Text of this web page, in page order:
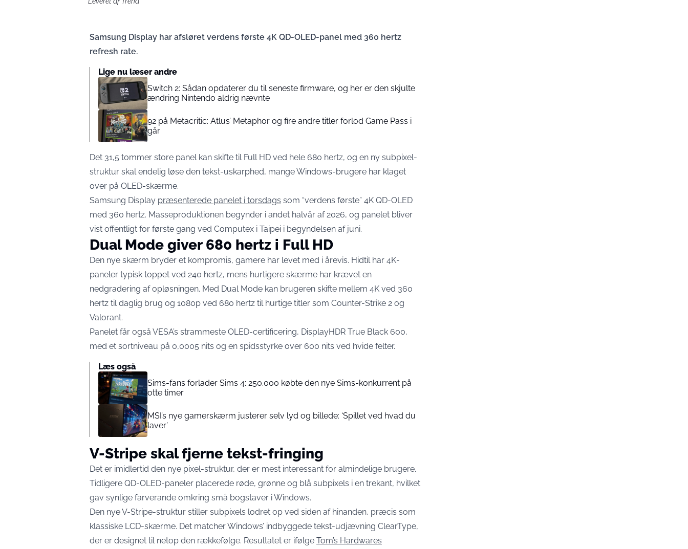
Samsung Display har afsløret verdens første 4K QD-OLED-panel med 360 hertz
refresh rate.
Lige nu læser andre
Switch 2: Sådan opdaterer du til seneste firmware, og her er den skjulte
ændring Nintendo aldrig nævnte
92 på Metacritic: Atlus’ Metaphor og fire andre titler forlod Game Pass i
går
Det 31,5 tommer store panel kan skifte til Full HD ved hele 680 hertz, og en ny subpixel-
struktur skal endelig løse den tekst-uskarphed, mange Windows-brugere har klaget
over på OLED-skærme.
Samsung Display præsenterede panelet i torsdags som “verdens første” 4K QD-OLED
med 360 hertz. Masseproduktionen begynder i andet halvår af 2026, og panelet bliver
vist offentligt for første gang ved Computex i Taipei i begyndelsen af juni.
Dual Mode giver 680 hertz i Full HD
Den nye skærm bryder et kompromis, gamere har levet med i årevis. Hidtil har 4K-
paneler typisk toppet ved 240 hertz, mens hurtigere skærme har krævet en
nedgradering af opløsningen. Med Dual Mode kan brugeren skifte mellem 4K ved 360
hertz til daglig brug og 1080p ved 680 hertz til hurtige titler som Counter-Strike 2 og
Valorant.
Panelet får også VESA’s strammeste OLED-certificering, DisplayHDR True Black 600,
med et sortniveau på 0,0005 nits og en spidsstyrke over 600 nits ved hvide felter.
Læs også
Sims-fans forlader Sims 4: 250.000 købte den nye Sims-konkurrent på
otte timer
MSI’s nye gamerskærm justerer selv lyd og billede: ‘Spillet ved hvad du
laver’
V-Stripe skal fjerne tekst-fringing
Det er imidlertid den nye pixel-struktur, der er mest interessant for almindelige brugere.
Tidligere QD-OLED-paneler placerede røde, grønne og blå subpixels i en trekant, hvilket
gav synlige farverande omkring små bogstaver i Windows.
Den nye V-Stripe-struktur stiller subpixels lodret op ved siden af hinanden, præcis som
klassiske LCD-skærme. Det matcher Windows’ indbyggede tekst-udjævning ClearType,
der er designet til netop den rækkefølge. Resultatet er ifølge Tom’s Hardwares